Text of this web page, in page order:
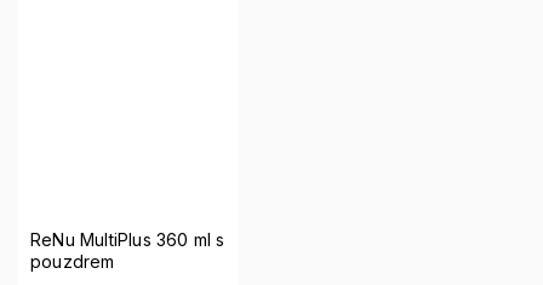
ReNu MultiPlus 360 ml s
pouzdrem